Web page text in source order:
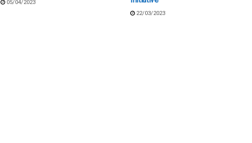
05/04/2023
22/03/2023